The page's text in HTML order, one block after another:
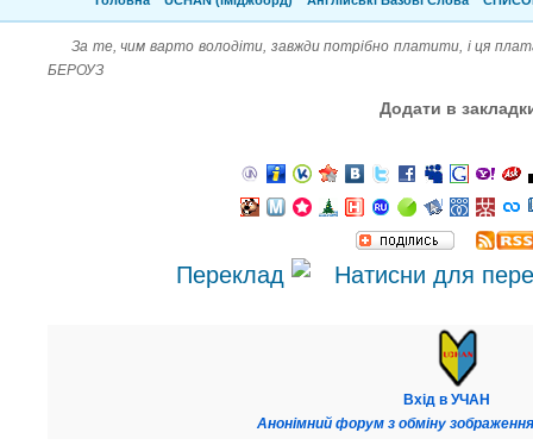
За те, чим варто володіти, завжди потрібно платити, і ця
БЕРОУЗ
Додати в
Переклад
Вхід в УЧАН
Анонімний форум з обміну